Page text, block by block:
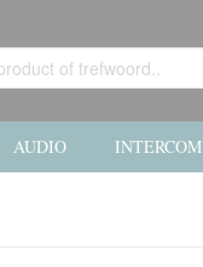
AUDIO INTERCOM